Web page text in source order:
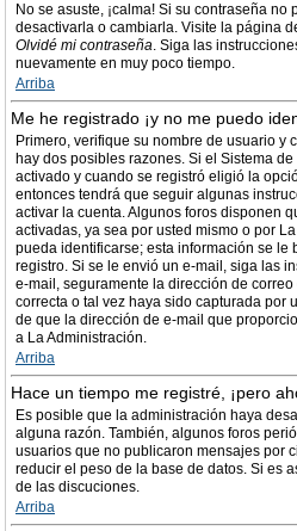
No se asuste, ¡calma! Si su contraseña
desactivarla o cambiarla. Visite la página
Olvidé mi contraseña. Siga las
nuevamente en muy poco tiempo.
Arriba
Me he registrado ¡y no me puedo
Primero, verifique su nombre de usuario y
hay dos posibles razones. Si el Sistema
activado y cuando se registró eligió la
entonces tendrá que seguir algunas
activar la cuenta. Algunos foros disponen
activadas, ya sea por usted mismo o por
pueda identificarse; esta información se le
registro. Si se le envió un e-mail, siga las
e-mail, seguramente la dirección de
correcta o tal vez haya sido capturada por
de que la dirección de e-mail que
a La Administración.
Arriba
Hace un tiempo me registré, ¡pero
Es posible que la administración haya
alguna razón. También, algunos foros
usuarios que no publicaron mensajes por
reducir el peso de la base de datos. Si es
de las discuciones.
Arriba